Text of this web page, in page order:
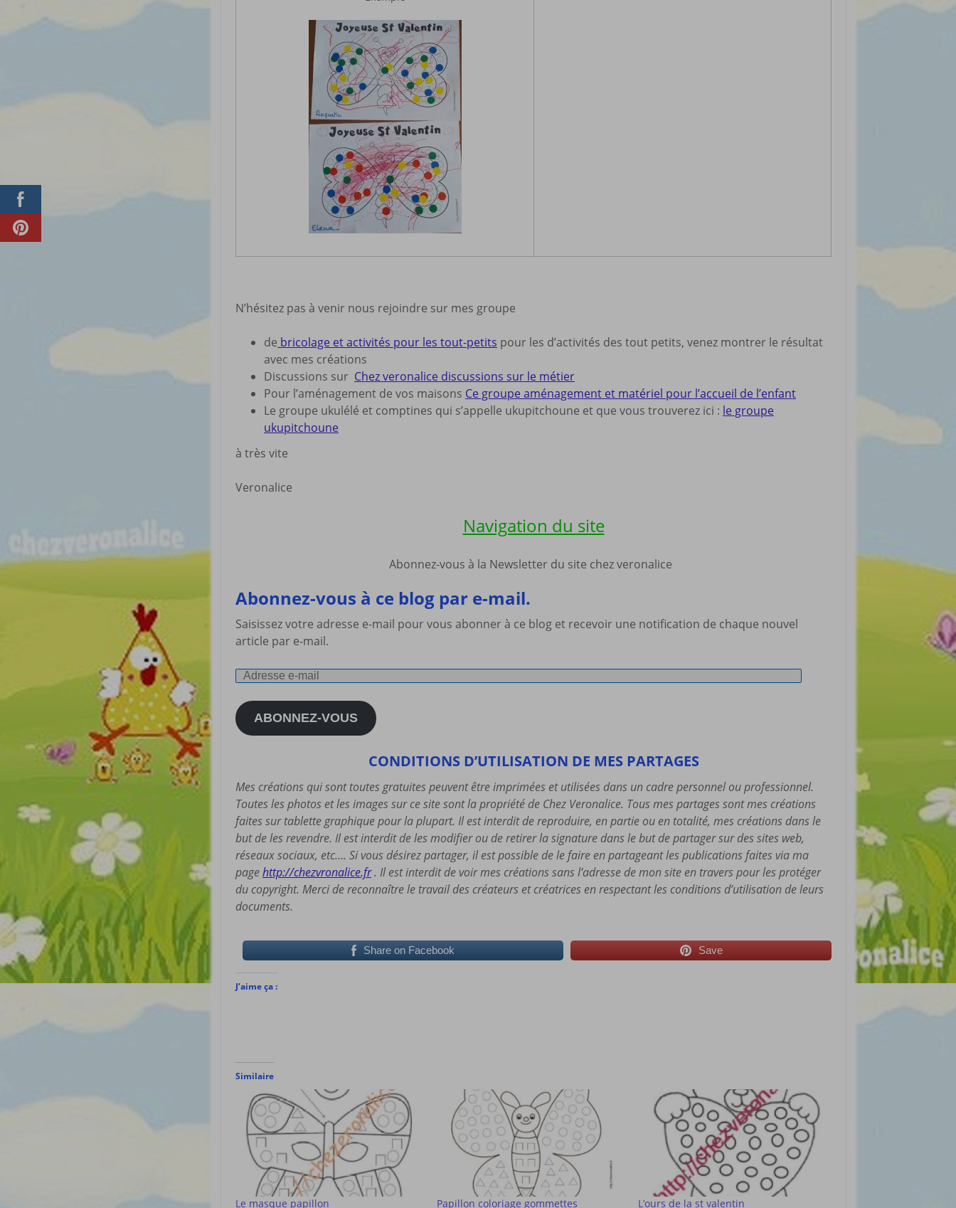
N’hésitez pas à venir nous rejoindre sur mes groupe
de bricolage et activités pour les tout-petits pour les d’activités des tout petits, venez montrer le résultat
avec mes créations
Discussions sur Chez veronalice discussions sur le métier
Pour l’aménagement de vos maisons Ce groupe aménagement et matériel pour l’accueil de l’enfant
Le groupe ukulélé et comptines qui s’appelle ukupitchoune et que vous trouverez ici : le groupe
ukupitchoune
à très vite
Veronalice
Navigation du site
Abonnez-vous à la Newsletter du site chez veronalice
Abonnez-vous à ce blog par e-mail.
Saisissez votre adresse e-mail pour vous abonner à ce blog et recevoir une notification de chaque nouvel
article par e-mail.
Adresse
mail
ABONNEZ-VOUS
CONDITIONS D’UTILISATION DE MES PARTAGES
Mes créations qui sont toutes gratuites peuvent être imprimées et utilisées dans un cadre personnel ou professionnel.
Toutes les photos et les images sur ce site sont la propriété de Chez Veronalice. Tous mes partages sont mes créations
faites sur tablette graphique pour la plupart. Il est interdit de reproduire, en partie ou en totalité, mes créations dans le
but de les revendre. Il est interdit de les modifier ou de retirer la signature dans le but de partager sur des sites web,
réseaux sociaux, etc…. Si vous désirez partager, il est possible de le faire en partageant les publications faites via ma
pagehttp://chezvronalice.fr. Il est interdit de voir mes créations sans l’adresse de mon site en travers pour les protéger
du copyright. Merci de reconnaître le travail des créateurs et créatrices en respectant les conditions d’utilisation de leurs
documents.
Share on Facebook Save
J’aime ça :
Similaire
Le masque papillon Papillon coloriage gommettes L’ours de la st valentin